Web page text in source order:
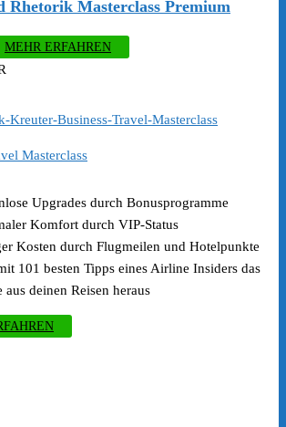
Rhetorik Masterclass Premium
MEHR ERFAHREN
Masterclass
Upgrades durch Bonusprogramme
Komfort durch VIP-Status
Kosten durch Flugmeilen und Hotelpunkte
101 besten Tipps eines Airline Insiders das
aus deinen Reisen heraus